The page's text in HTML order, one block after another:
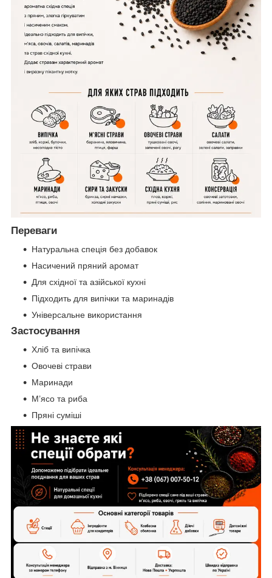
Переваги
Натуральна спеція без добавок
Насичений пряний аромат
Для східної та азійської кухні
Підходить для випічки та маринадів
Універсальне використання
Застосування
Хліб та випічка
Овочеві страви
Маринади
М’ясо та риба
Пряні суміші